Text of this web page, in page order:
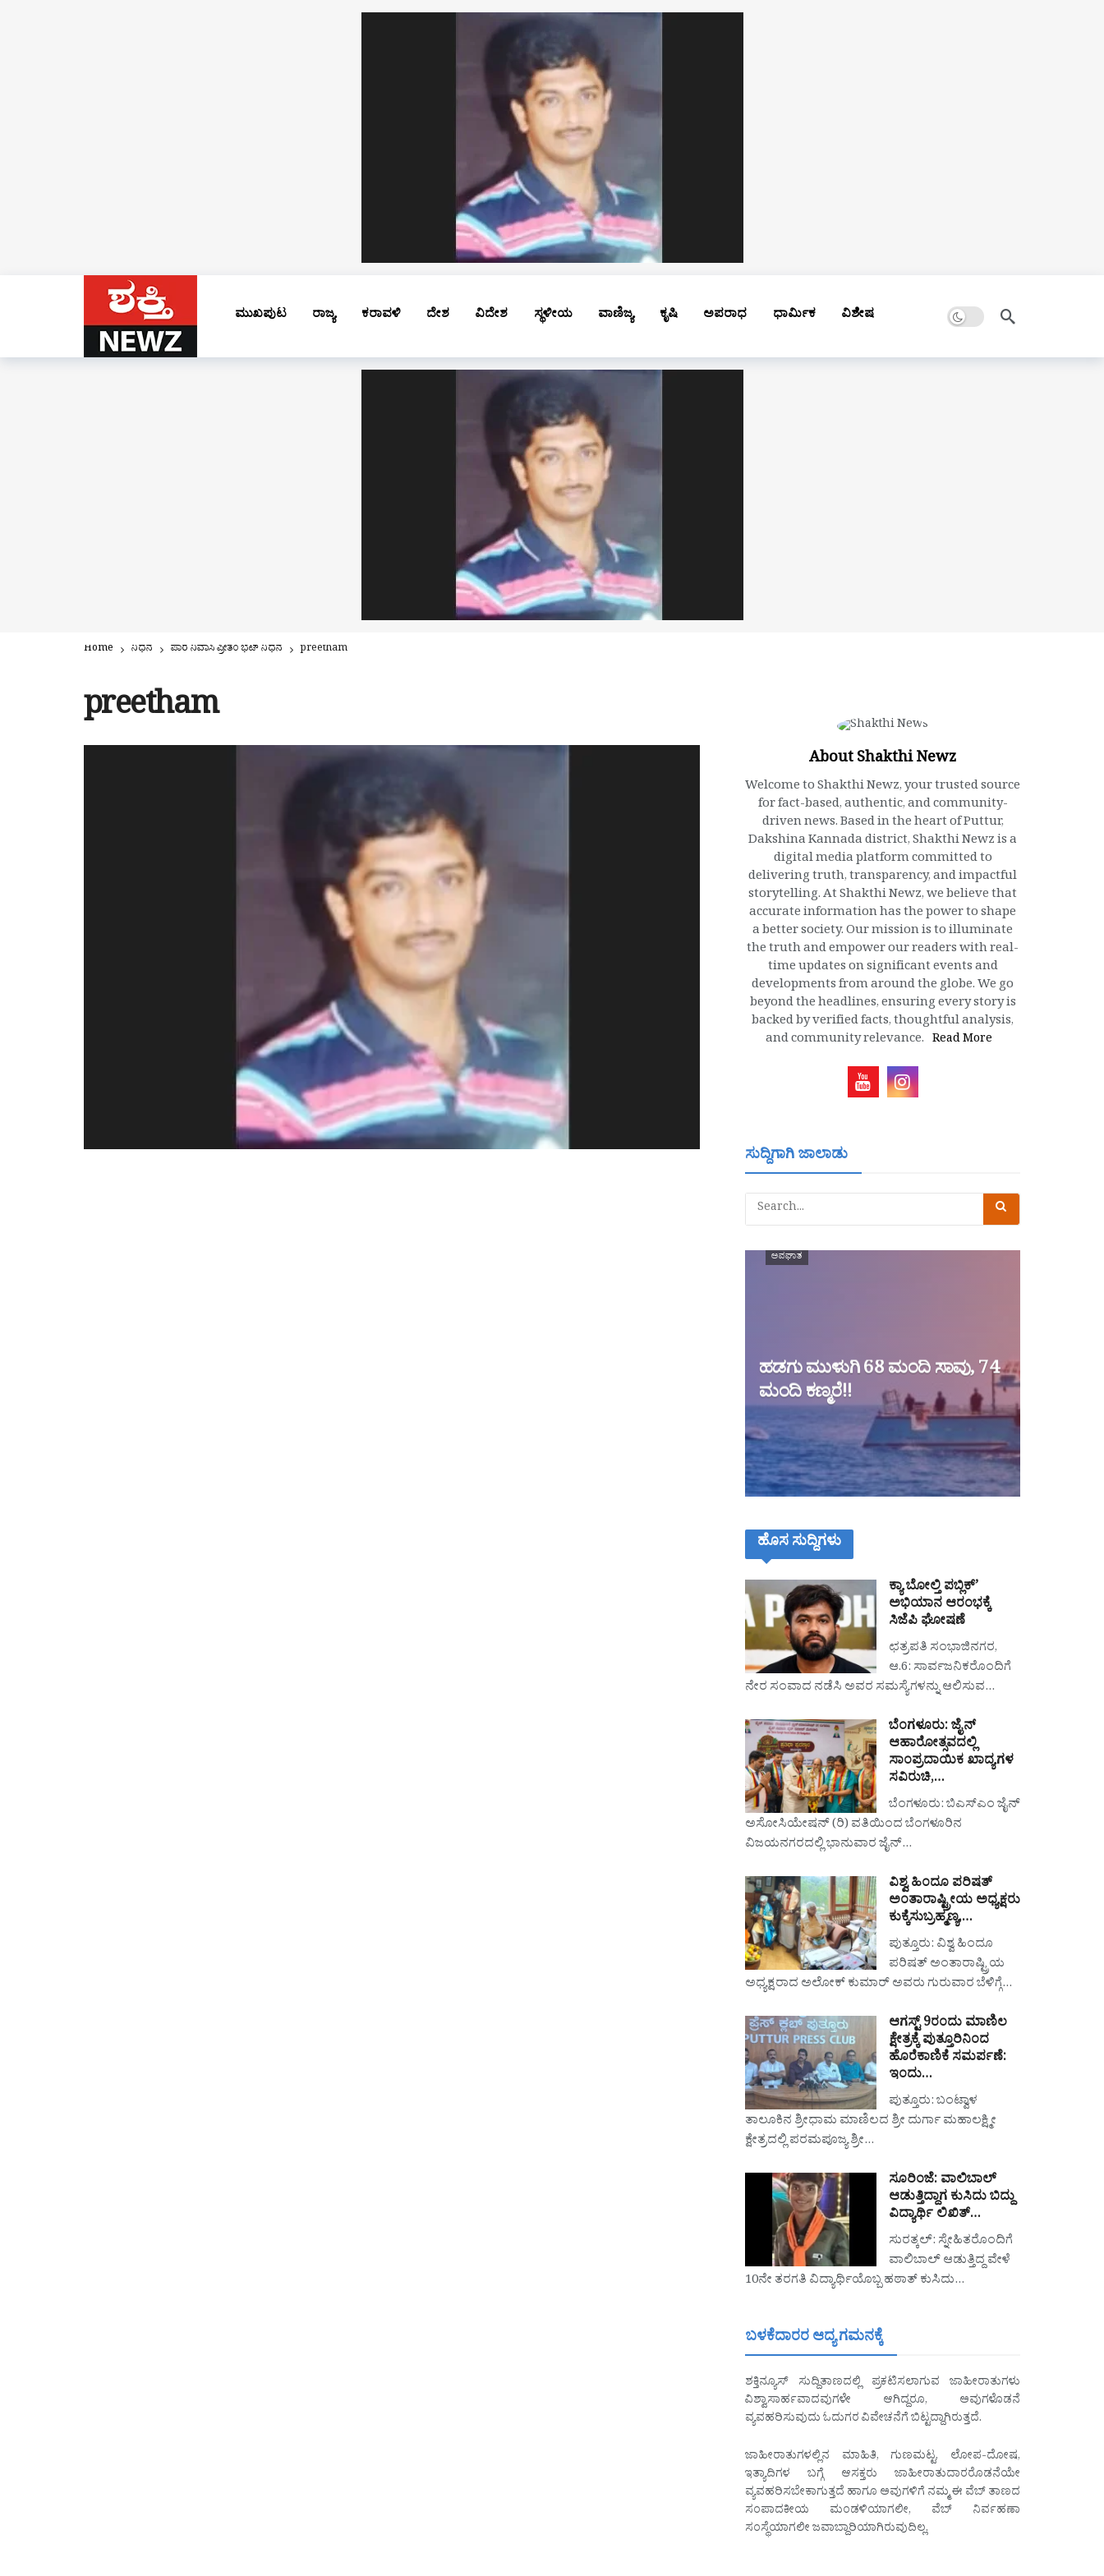
ಮುಖಪುಟ ರಾಜ್ಯ ಕರಾವಳಿ ದೇಶ ವಿದೇಶ ಸ್ಥಳೀಯ ವಾಣಿಜ್ಯ ಕೃಷಿ ಅಪರಾಧ ಧಾರ್ಮಿಕ ವಿಶೇಷ Dark mode
Home ನಿಧನ ಪಾರ ನಿವಾಸಿ ಪ್ರೀತಂ ಭಟ್ ನಿಧನ preetham
preetham
About Shakthi Newz
Welcome to Shakthi Newz, your trusted source
for fact-based, authentic, and community-
driven news. Based in the heart of Puttur,
Dakshina Kannada district, Shakthi Newz is a
digital media platform committed to
delivering truth, transparency, and impactful
storytelling. At Shakthi Newz, we believe that
accurate information has the power to shape
a better society. Our mission is to illuminate
the truth and empower our readers with real-
time updates on significant events and
developments from around the globe. We go
beyond the headlines, ensuring every story is
backed by verified facts, thoughtful analysis,
and community relevance. Read More
ಸುದ್ದಿಗಾಗಿ ಜಾಲಾಡು
ಅಪಘಾತ
ಹಡಗು ಮುಳುಗಿ 68 ಮಂದಿ ಸಾವು, 74
ಮಂದಿ ಕಣ್ಮರೆ!!
ಹೊಸ ಸುದ್ದಿಗಳು
ಕ್ಯಾ ಬೋಲ್ತಿ ಪಬ್ಲಿಕ್’
ಅಭಿಯಾನ ಆರಂಭಕ್ಕೆ
ಸಿಜೆಪಿ ಘೋಷಣೆ
ಛತ್ರಪತಿ ಸಂಭಾಜಿನಗರ,
ಆ.6: ಸಾರ್ವಜನಿಕರೊಂದಿಗೆ
ನೇರ ಸಂವಾದ ನಡೆಸಿ ಅವರ ಸಮಸ್ಯೆಗಳನ್ನು ಆಲಿಸುವ…
ಬೆಂಗಳೂರು: ಜೈನ್
ಆಹಾರೋತ್ಸವದಲ್ಲಿ
ಸಾಂಪ್ರದಾಯಿಕ ಖಾದ್ಯಗಳ
ಸವಿರುಚಿ,…
ಬೆಂಗಳೂರು: ಬಿಎಸ್‌ಎಂ ಜೈನ್
ಅಸೋಸಿಯೇಷನ್ (ರಿ) ವತಿಯಿಂದ ಬೆಂಗಳೂರಿನ
ವಿಜಯನಗರದಲ್ಲಿ ಭಾನುವಾರ ಜೈನ್…
ವಿಶ್ವ ಹಿಂದೂ ಪರಿಷತ್
ಅಂತಾರಾಷ್ಟ್ರೀಯ ಅಧ್ಯಕ್ಷರು
ಕುಕ್ಕೆಸುಬ್ರಹ್ಮಣ್ಯ,…
ಪುತ್ತೂರು: ವಿಶ್ವ ಹಿಂದೂ
ಪರಿಷತ್ ಅಂತಾರಾಷ್ಟ್ರಿಯ
ಅಧ್ಯಕ್ಷರಾದ ಅಲೋಕ್ ಕುಮಾರ್ ಅವರು ಗುರುವಾರ ಬೆಳಿಗ್ಗೆ…
ಆಗಸ್ಟ್ 9ರಂದು ಮಾಣಿಲ
ಕ್ಷೇತ್ರಕ್ಕೆ ಪುತ್ತೂರಿನಿಂದ
ಹೊರೆಕಾಣಿಕೆ ಸಮರ್ಪಣೆ:
ಇಂದು…
ಪುತ್ತೂರು: ಬಂಟ್ವಾಳ
ತಾಲೂಕಿನ ಶ್ರೀಧಾಮ ಮಾಣಿಲದ ಶ್ರೀ ದುರ್ಗಾ ಮಹಾಲಕ್ಷ್ಮೀ
ಕ್ಷೇತ್ರದಲ್ಲಿ ಪರಮಪೂಜ್ಯ ಶ್ರೀ…
ಸೂರಿಂಜೆ: ವಾಲಿಬಾಲ್
ಆಡುತ್ತಿದ್ದಾಗ ಕುಸಿದು ಬಿದ್ದು
ವಿದ್ಯಾರ್ಥಿ ಲಿಖಿತ್…
ಸುರತ್ಕಲ್: ಸ್ನೇಹಿತರೊಂದಿಗೆ
ವಾಲಿಬಾಲ್ ಆಡುತ್ತಿದ್ದ ವೇಳೆ
10ನೇ ತರಗತಿ ವಿದ್ಯಾರ್ಥಿಯೊಬ್ಬ ಹಠಾತ್ ಕುಸಿದು…
ಬಳಕೆದಾರರ ಆದ್ಯ ಗಮನಕ್ಕೆ
ಶಕ್ತಿನ್ಯೂಸ್ ಸುದ್ದಿತಾಣದಲ್ಲಿ ಪ್ರಕಟಿಸಲಾಗುವ ಜಾಹೀರಾತುಗಳು
ವಿಶ್ವಾಸಾರ್ಹವಾದವುಗಳೇ ಆಗಿದ್ದರೂ, ಅವುಗಳೊಡನೆ
ವ್ಯವಹರಿಸುವುದು ಓದುಗರ ವಿವೇಚನೆಗೆ ಬಿಟ್ಟದ್ದಾಗಿರುತ್ತದೆ.
ಜಾಹೀರಾತುಗಳಲ್ಲಿನ ಮಾಹಿತಿ, ಗುಣಮಟ್ಟ, ಲೋಪ-ದೋಷ,
ಇತ್ಯಾದಿಗಳ ಬಗ್ಗೆ ಆಸಕ್ತರು ಜಾಹೀರಾತುದಾರರೊಡನೆಯೇ
ವ್ಯವಹರಿಸಬೇಕಾಗುತ್ತದೆ ಹಾಗೂ ಅವುಗಳಿಗೆ ನಮ್ಮ ಈ ವೆಬ್ ತಾಣದ
ಸಂಪಾದಕೀಯ ಮಂಡಳಿಯಾಗಲೀ, ವೆಬ್ ನಿರ್ವಹಣಾ
ಸಂಸ್ಥೆಯಾಗಲೀ ಜವಾಬ್ದಾರಿಯಾಗಿರುವುದಿಲ್ಲ.